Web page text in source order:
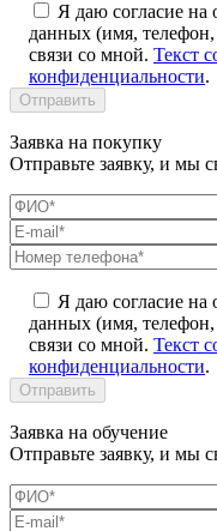
Я даю согласие на
данных (имя,
связи со мной. Текст
конфиденциальности.
Заявка на покупку
Отправьте заявку, и мы
Я даю согласие на
данных (имя,
связи со мной. Текст
конфиденциальности.
Заявка на обучение
Отправьте заявку, и мы